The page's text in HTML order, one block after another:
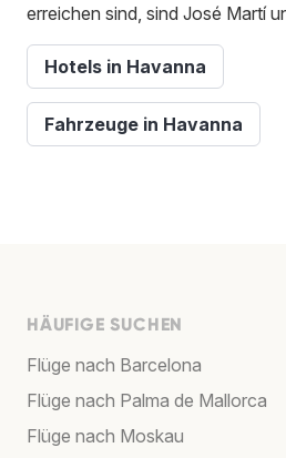
erreichen sind, sind José Martí
Hotels in Havanna
Fahrzeuge in Havanna
HÄUFIGE SUCHEN
Flüge nach Barcelona
Flüge nach Palma de Mallorca
Flüge nach Moskau